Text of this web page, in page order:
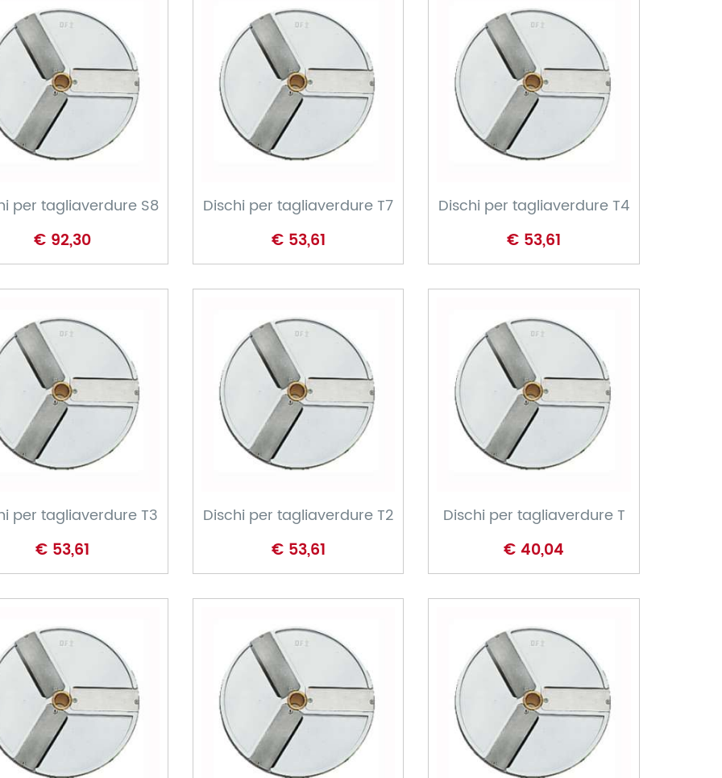
CARRELLO
per tagliaverdure S8
€ 92,30
CARRELLO
Dischi per tagliaverdure T7
€ 53,61
CARRELLO
Dischi per tagliaverdure T4
€ 53,61
CARRELLO
per tagliaverdure T3
€ 53,61
CARRELLO
Dischi per tagliaverdure T2
€ 53,61
CARRELLO
Dischi per tagliaverdure T
€ 40,04